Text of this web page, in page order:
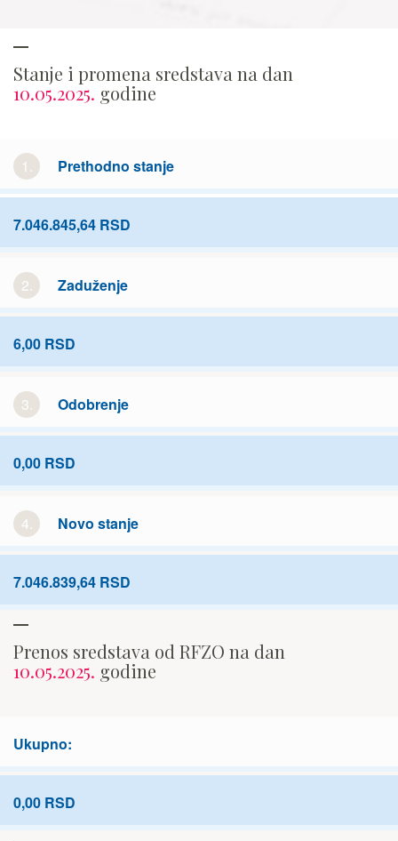
Stanje i promena sredstava na dan
10.05.2025. godine
1. Prethodno stanje
7.046.845,64 RSD
2. Zaduženje
6,00 RSD
3. Odobrenje
0,00 RSD
4. Novo stanje
7.046.839,64 RSD
Prenos sredstava od RFZO na dan
10.05.2025. godine
Ukupno:
0,00 RSD